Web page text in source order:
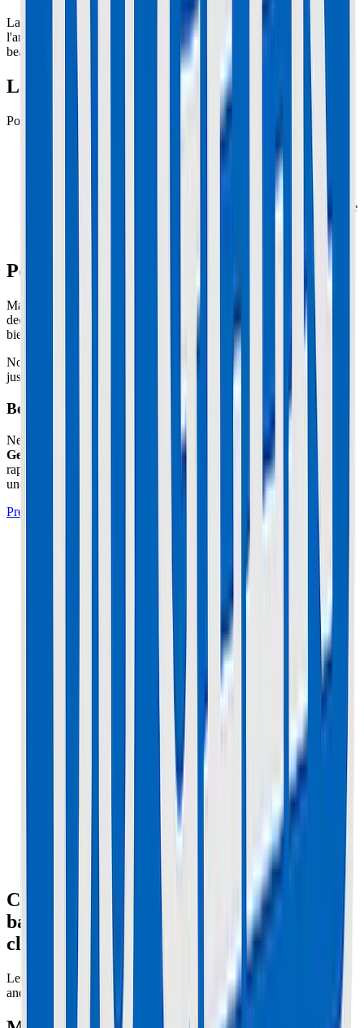
La G-Booster a deux contrôleurs séparés (A pour l'avant, B pour
l'arrière). Le B encaisse toute la charge en mode Single, et il chauffe
beaucoup.
Le Test Croisé (Infaillible)
Pour savoir si c'est le moteur ou le contrôleur :
Débranchez les 3 fils de phase (Bleu/Vert/Jaune) du
contrôleur Arrière et branchez-les sur le contrôleur Avant.
Si le moteur arrière tourne avec le contrôleur avant, alors votre
moteur est VIVANT. C'est votre contrôleur Arrière qui est
Pourquoi ça grille ?
Mauvaise dissipation thermique. Le contrôleur est enfermé dans le
deck sans pâte thermique. Quand vous le changez, assurez-vous de
bien le coller au châssis pour dissiper la chaleur.
Note : Vérifiez aussi le bouton guidon Single/Dual. Parfois, c'est
juste le bouton qui est oxydé !
Besoin d'un expert à Cannes ou Le Cannet ?
Ne prenez pas de risques avec votre matériel. L'atelier
Maison du
Geek
situé à Cannes (06) prend en charge cette réparation
rapidement avec un diagnostic professionnel, des pièces certifiées et
une garantie de 1 an.
Prendre Rendez-vous à l'Atelier
Comment faire un Reset du BMS sur une
batterie Xiaomi ou Ninebot ? (LED Bleue
clignotante)
Le BMS (Battery Management System) coupe tout s'il détecte une
anomalie (surcharge, court-circuit). Parfois, il bugge et reste bloqué.